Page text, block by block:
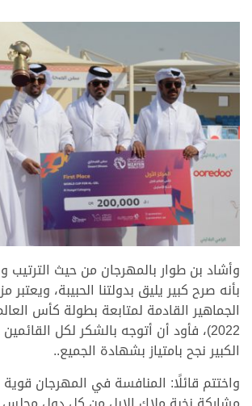
وأشاد بن طوار بالمهرجان من حيث الترتيب
بأنه صرح كبير يليق بدولتنا الحبيبة،
الجماهير القادمة لمتابعة بطولة كأس
2022)، فأود أن أتوجه بالشكر لكل
الكبير نجح بامتياز بشهادة الجميع..
واختتم قائلًا: المنافسة في المهرجان